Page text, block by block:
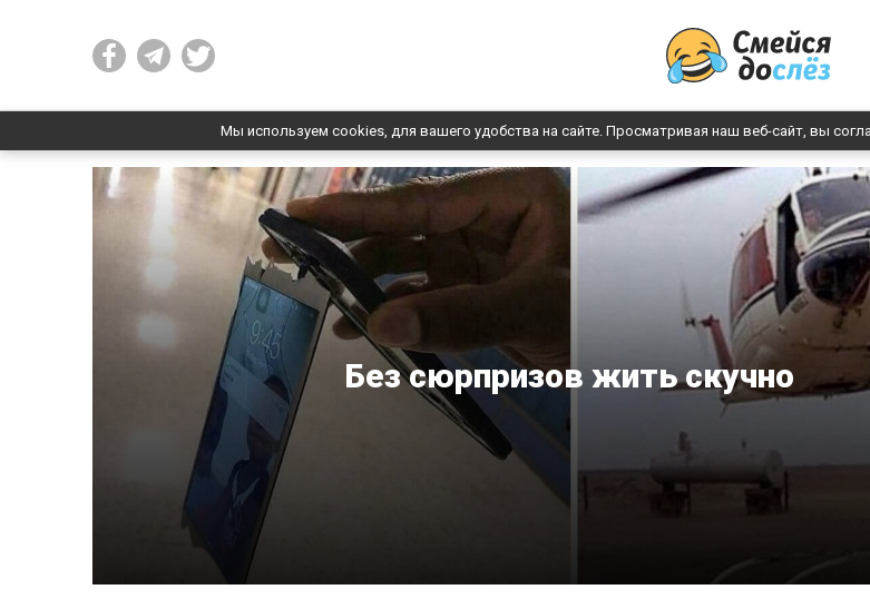
Мы используем cookies, для вашего удобства на сайте. Просматривая наш веб-сайт, вы
Без сюрпризов жить скучно